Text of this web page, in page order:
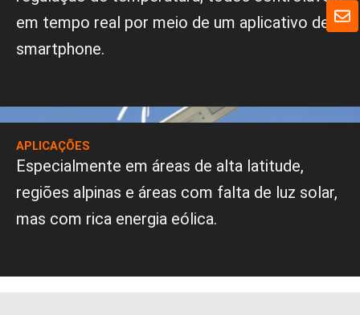
em tempo real por meio de um aplicativo de
smartphone.
APLICAÇÕES
Especialmente em áreas de alta latitude,
regiões alpinas e áreas com falta de luz solar,
mas com rica energia eólica.
E
n
p
e
t
s